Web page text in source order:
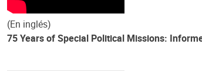
(En inglés)
75 Years of Special Political Missions: